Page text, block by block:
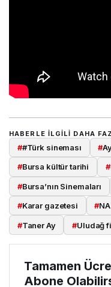
HABERLE ILGILI DAHA
##Türk sineması #
#Bursa kültür tarihi #
#Bursa’nın Sinemaları
#Karar gazetesi #
#Taner Ay #Uludağ
Tamamen
Abone